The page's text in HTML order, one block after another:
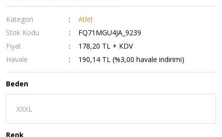
Kategori
Atlet
Stok Kodu
FQ71MGU4JA_9239
Fiyat
178,20 TL + KDV
Havale
190,14 TL (%3,00 havale indirimi)
Beden
Renk